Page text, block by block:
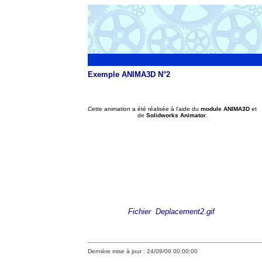
Exemple ANIMA3D N°2
Cette animation a été réalisée à l'aide du module ANIMA3D et
de Solidworks Animator.
Fichier Deplacement2.gif
Dernière mise à jour : 24/09/09 00:00:00